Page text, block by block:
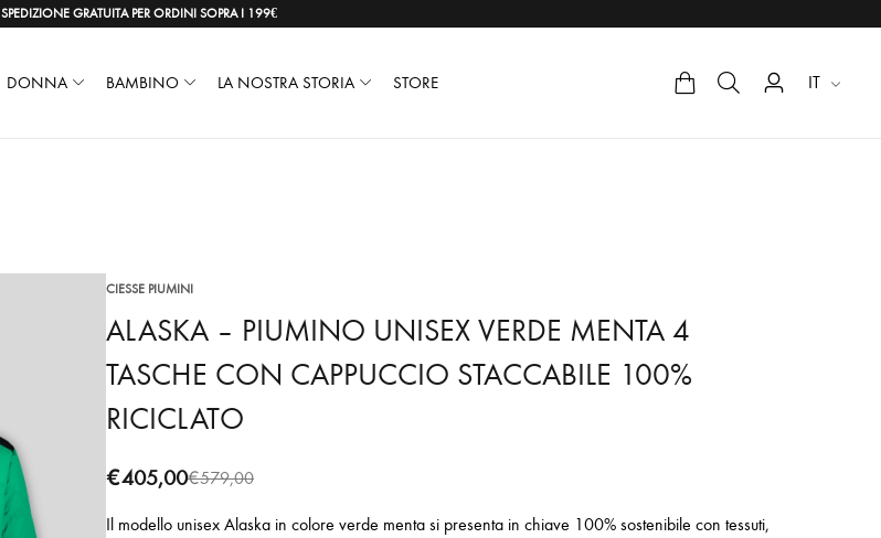
SPEDIZIONE GRATUITA PER ORDINI SOPRA I 199€
DONNA BAMBINO LA NOSTRA STORIA STORE IT
CIESSE PIUMINI
ALASKA – PIUMINO UNISEX VERDE MENTA 4
TASCHE CON CAPPUCCIO STACCABILE 100%
RICICLATO
€405,00€579,00
Il modello unisex Alaska in colore verde menta si presenta in chiave 100% sostenibile con tessuti,